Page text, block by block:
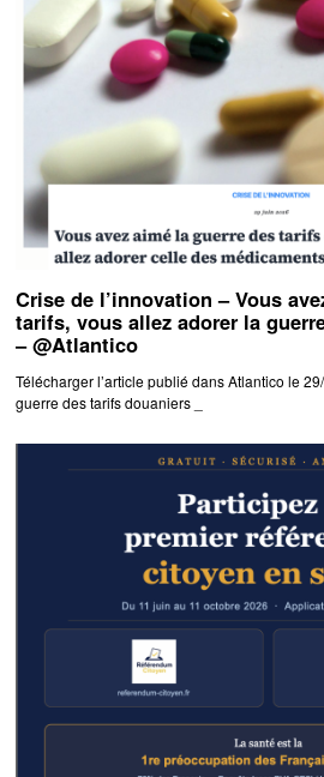
Crise de l’innovation – Vous
tarifs, vous allez adorer la
– @Atlantico
Télécharger l’article publié dans Atlantico le
guerre des tarifs douaniers _